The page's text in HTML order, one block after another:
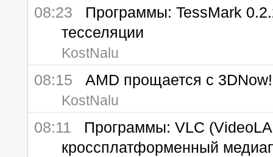
08:23 Программы: TessMark
тесселяции
KostNalu
08:15 AMD прощается с 3DNow!
KostNalu
08:11 Программы: VLC
кроссплатформенный